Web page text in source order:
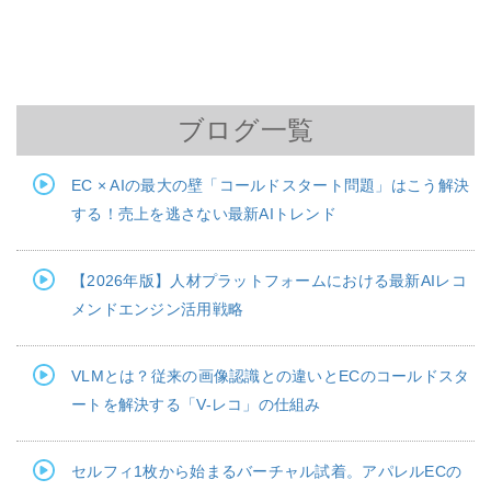
ブログ一覧
EC × AIの最大の壁「コールドスタート問題」はこう解決
する！売上を逃さない最新AIトレンド
【2026年版】人材プラットフォームにおける最新AIレコ
メンドエンジン活用戦略
VLMとは？従来の画像認識との違いとECのコールドスタ
ートを解決する「V-レコ」の仕組み
セルフィ1枚から始まるバーチャル試着。アパレルECの